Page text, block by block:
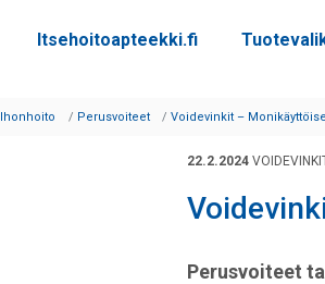
Itsehoitoapteekki.fi
Ihonhoito Perusvoiteet Voidevinkit –
22.2.2024
Perusvoiteet